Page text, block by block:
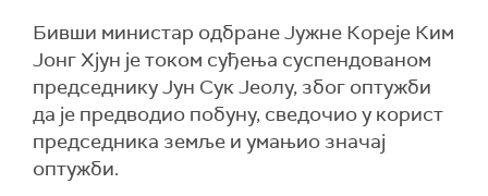
Бивши министар одбране Јужне Кореје Ким
Јонг Хјун је током суђења суспендованом
председнику Јун Сук Јеолу, због оптужби
да је предводио побуну, сведочио у корист
председника земље и умањио значај
оптужби.